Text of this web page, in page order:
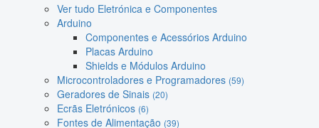
Ver tudo Eletrónica e Componentes
Arduino
Componentes e Acessórios Arduino
Placas Arduino
Shields e Módulos Arduino
Microcontroladores e Programadores (59)
Geradores de Sinais (20)
Ecrãs Eletrónicos (6)
Fontes de Alimentação (39)